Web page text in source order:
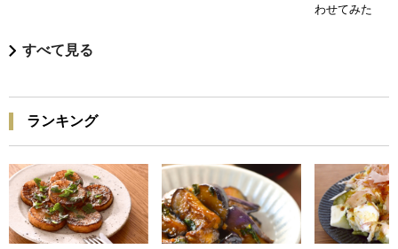
わせてみた
すべて見る
ランキング